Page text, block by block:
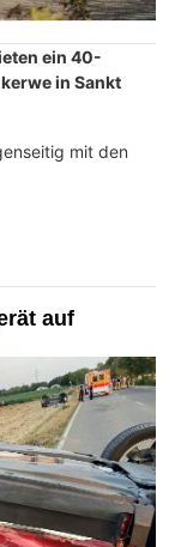
ein 40-
in Sankt
mit den
auf